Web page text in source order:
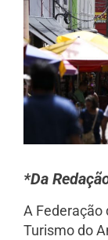
*Da
A Federação
Turismo do